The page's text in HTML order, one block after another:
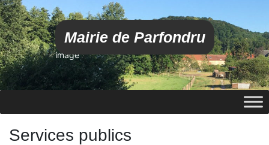
Mairie de Parfondru
image
Services publics